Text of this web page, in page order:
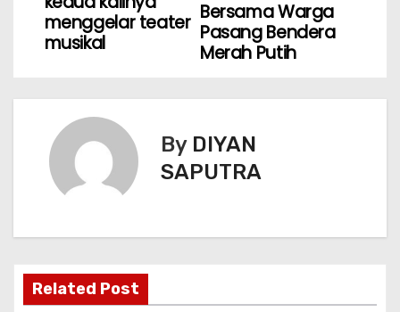
Bersama Warga
Pasang Bendera
Merah Putih
menggelar teater
musikal
By DIYAN
SAPUTRA
Related Post